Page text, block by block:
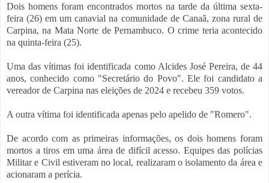
Dois homens foram encontrados mortos na tarde da última sexta-
feira (26) em um canavial na comunidade de Canaã, zona rural de
Carpina, na Mata Norte de Pernambuco. O crime teria acontecido
na quinta-feira (25).
Uma das vítimas foi identificada como Alcides José Pereira, de 44
anos, conhecido como "Secretário do Povo". Ele foi candidato a
vereador de Carpina nas eleições de 2024 e recebeu 359 votos.
A outra vítima foi identificada apenas pelo apelido de "Romero".
De acordo com as primeiras informações, os dois homens foram
mortos a tiros em uma área de difícil acesso. Equipes das polícias
Militar e Civil estiveram no local, realizaram o isolamento da área e
acionaram a perícia.